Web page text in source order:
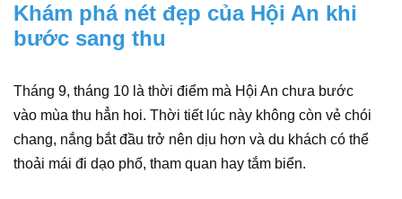
Khám phá nét đẹp của Hội An khi
bước sang thu
Tháng 9, tháng 10 là thời điểm mà Hội An chưa bước
vào mùa thu hẳn hoi. Thời tiết lúc này không còn vẻ chói
chang, nắng bắt đầu trở nên dịu hơn và du khách có thể
thoải mái đi dạo phố, tham quan hay tắm biển.